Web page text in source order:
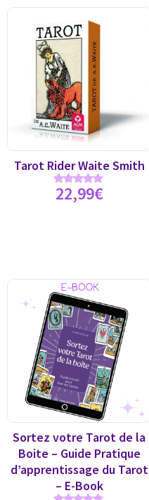
Tarot Rider Waite Smith
Note
4.89
22,99€
Sortez votre Tarot de la
Boite – Guide Pratique
d’apprentissage du Tarot
– E-Book